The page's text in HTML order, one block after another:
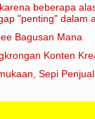
beberapa
"penting" dalam
Bagusan Mana
Konten
Sepi